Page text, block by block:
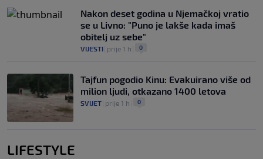
Nakon deset godina u Njemačkoj vratio
se u Livno: "Puno je lakše kada imaš
obitelj uz sebe"
VIJESTI prije 1 h 0
Tajfun pogodio Kinu: Evakuirano više od
milion ljudi, otkazano 1400 letova
SVIJET prije 1 h 0
LIFESTYLE